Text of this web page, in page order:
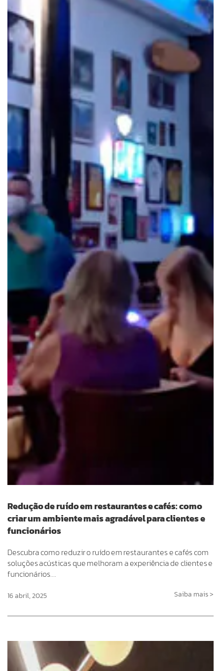
Redução de ruído em restaurantes e cafés: como
criar um ambiente mais agradável para clientes e
funcionários
Descubra como reduzir o ruído em restaurantes e cafés com
soluções acústicas que melhoram a experiência de clientes e
funcionários….
16 abril, 2025 Saiba mais >